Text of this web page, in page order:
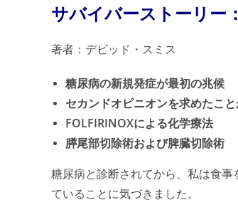
サバイバーストーリー
著者：デビッド・スミス
糖尿病の新規発症が最初の兆候
セカンドオピニオンを求めたこ
FOLFIRINOXによる化学療法
膵尾部切除術および脾臓切除術
糖尿病と診断されてから、私は食
ていることに気づきました。